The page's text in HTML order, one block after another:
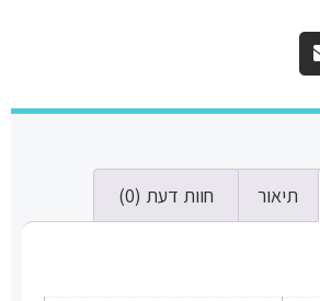
תיאור חוות דעת (0)